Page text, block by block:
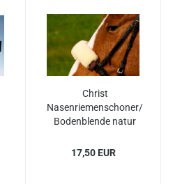
Christ
Nasenriemenschoner/
Bodenblende natur
17,50 EUR